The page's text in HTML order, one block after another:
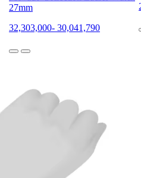
27mm
32,303,000- 30,041,790